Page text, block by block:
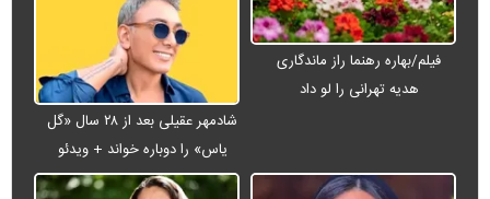
فیلم/بهاره رهنما راز ماندگاری
هدیه تهرانی را لو داد
شادمهر عقیلی بعد از ۲۸ سال «گل
یاس» را دوباره خواند + ویدئو